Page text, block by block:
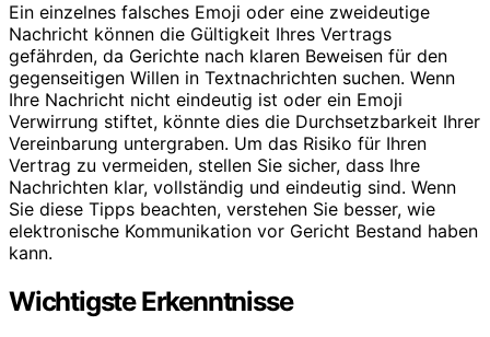
Ein einzelnes falsches Emoji oder eine zweideutige
Nachricht können die Gültigkeit Ihres Vertrags
gefährden, da Gerichte nach klaren Beweisen für den
gegenseitigen Willen in Textnachrichten suchen. Wenn
Ihre Nachricht nicht eindeutig ist oder ein Emoji
Verwirrung stiftet, könnte dies die Durchsetzbarkeit Ihrer
Vereinbarung untergraben. Um das Risiko für Ihren
Vertrag zu vermeiden, stellen Sie sicher, dass Ihre
Nachrichten klar, vollständig und eindeutig sind. Wenn
Sie diese Tipps beachten, verstehen Sie besser, wie
elektronische Kommunikation vor Gericht Bestand haben
kann.
Wichtigste Erkenntnisse